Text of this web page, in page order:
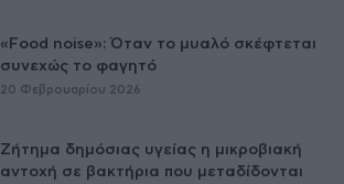
«Food noise»: Όταν το μυαλό σκέφτεται
συνεχώς το φαγητό
20 Φεβρουαρίου 2026
Ζήτημα δημόσιας υγείας η μικροβιακή
αντοχή σε βακτήρια που μεταδίδονται